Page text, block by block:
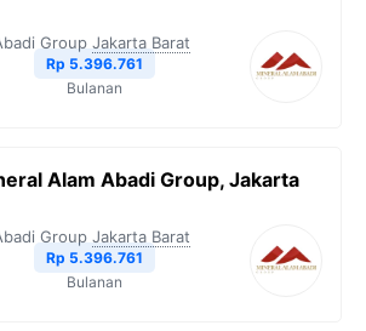
Group Jakarta Barat
Rp 5.396.761
Bulanan
Alam Abadi Group, Jakarta
Group Jakarta Barat
Rp 5.396.761
Bulanan